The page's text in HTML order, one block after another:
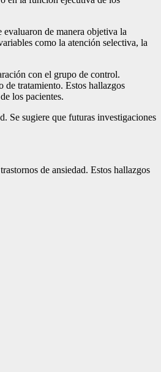
de manera objetiva la
como la atención selectiva, la
con el grupo de control.
tratamiento. Estos hallazgos
los pacientes.
Se sugiere que futuras investigaciones
de ansiedad. Estos hallazgos